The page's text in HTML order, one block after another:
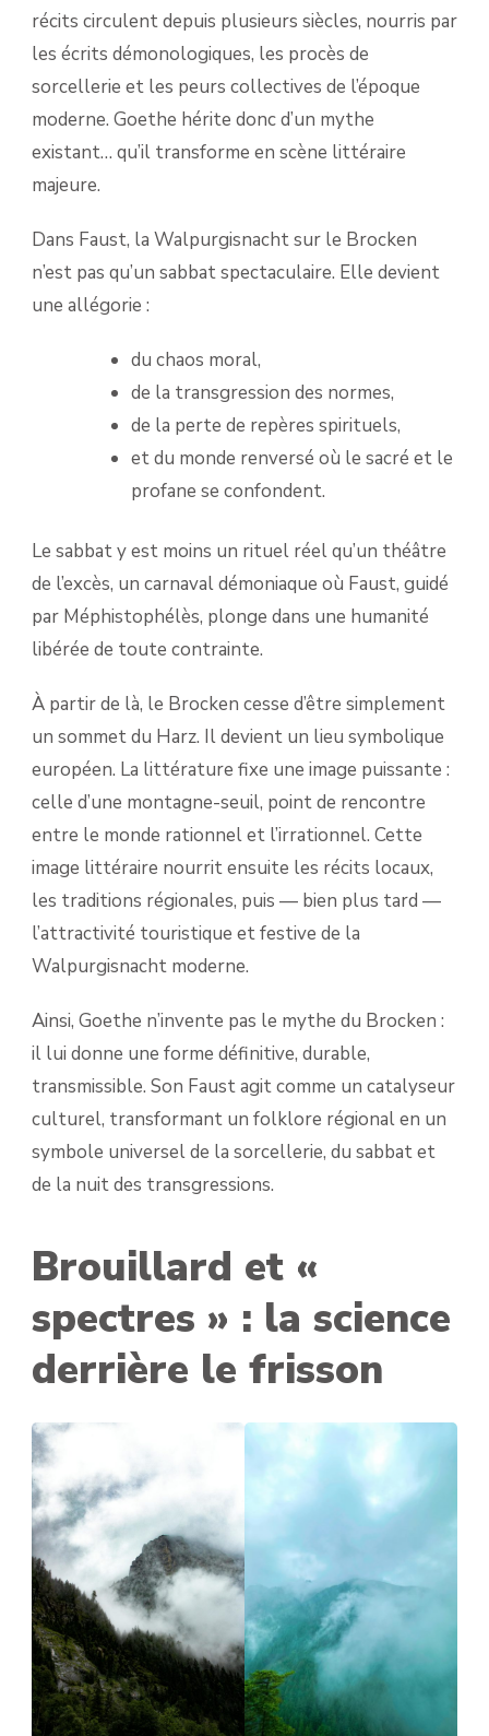
récits circulent depuis plusieurs siècles, nourris par
les écrits démonologiques, les procès de
sorcellerie et les peurs collectives de l’époque
moderne. Goethe hérite donc d’un mythe
existant… qu’il transforme en scène littéraire
majeure.
Dans Faust, la Walpurgisnacht sur le Brocken
n’est pas qu’un sabbat spectaculaire. Elle devient
une allégorie :
du chaos moral,
de la transgression des normes,
de la perte de repères spirituels,
et du monde renversé où le sacré et le
profane se confondent.
Le sabbat y est moins un rituel réel qu’un théâtre
de l’excès, un carnaval démoniaque où Faust, guidé
par Méphistophélès, plonge dans une humanité
libérée de toute contrainte.
À partir de là, le Brocken cesse d’être simplement
un sommet du Harz. Il devient un lieu symbolique
européen. La littérature fixe une image puissante :
celle d’une montagne-seuil, point de rencontre
entre le monde rationnel et l’irrationnel. Cette
image littéraire nourrit ensuite les récits locaux,
les traditions régionales, puis — bien plus tard —
l’attractivité touristique et festive de la
Walpurgisnacht moderne.
Ainsi, Goethe n’invente pas le mythe du Brocken :
il lui donne une forme définitive, durable,
transmissible. Son Faust agit comme un catalyseur
culturel, transformant un folklore régional en un
symbole universel de la sorcellerie, du sabbat et
de la nuit des transgressions.
Brouillard et «
spectres » : la science
derrière le frisson